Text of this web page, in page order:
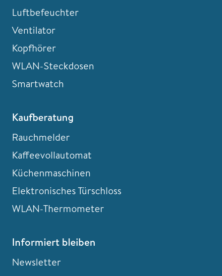
Luftbefeuchter
Ventilator
Kopfhörer
WLAN-Steckdosen
Smartwatch
Kaufberatung
Rauchmelder
Kaffeevollautomat
Küchenmaschinen
Elektronisches Türschloss
WLAN-Thermometer
Informiert bleiben
Newsletter